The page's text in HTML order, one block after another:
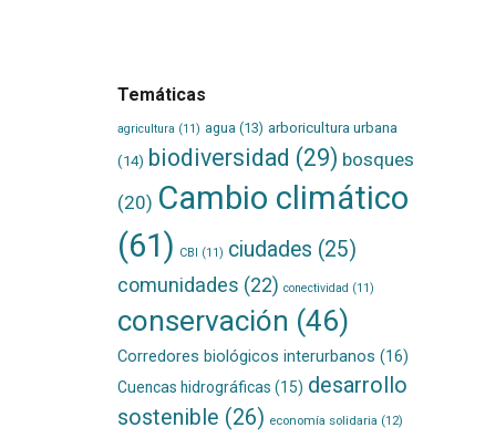
Temáticas
agricultura (11) agua (13) arboricultura urbana
(14) biodiversidad (29) bosques
(20) Cambio climático
(61) CBI (11) ciudades (25)
comunidades (22) conectividad (11)
conservación (46)
Corredores biológicos interurbanos (16)
Cuencas hidrográficas (15) desarrollo
sostenible (26) economía solidaria (12)